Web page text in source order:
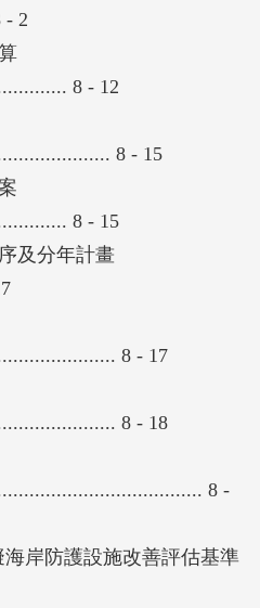
- 2
8 - 12
8 - 15
8 - 15
及分年計畫
8 - 17
8 - 18
8 -
岸防護設施改善評估基準